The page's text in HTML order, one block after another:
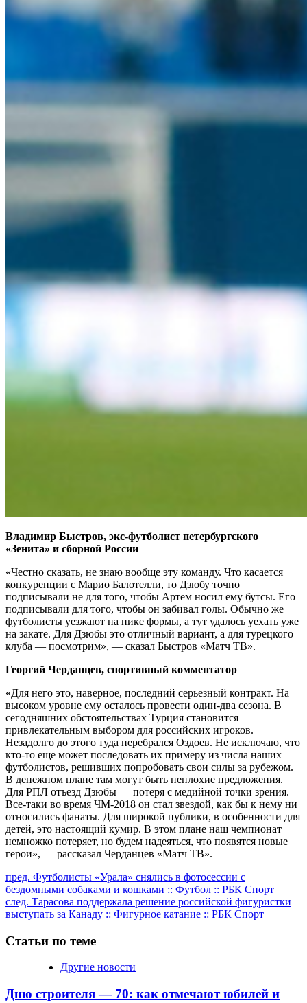
Владимир Быстров, экс‑футболист петербургского
«Зенита» и сборной России
«Честно сказать, не знаю вообще эту команду. Что касается
конкуренции с Марио Балотелли, то Дзюбу точно
подписывали не для того, чтобы Артем носил ему бутсы. Его
подписывали для того, чтобы он забивал голы. Обычно же
футболисты уезжают на пике формы, а тут удалось уехать уже
на закате. Для Дзюбы это отличный вариант, а для турецкого
клуба — посмотрим», — сказал Быстров «Матч ТВ».
Георгий Черданцев, спортивный комментатор
«Для него это, наверное, последний серьезный контракт. На
высоком уровне ему осталось провести один‑два сезона. В
сегодняшних обстоятельствах Турция становится
привлекательным выбором для российских игроков.
Незадолго до этого туда перебрался Оздоев. Не исключаю, что
кто‑то еще может последовать их примеру из числа наших
футболистов, решивших попробовать свои силы за рубежом.
В денежном плане там могут быть неплохие предложения.
Для РПЛ отъезд Дзюбы — потеря с медийной точки зрения.
Все‑таки во время ЧМ‑2018 он стал звездой, как бы к нему ни
относились фанаты. Для широкой публики, в особенности для
детей, это настоящий кумир. В этом плане наш чемпионат
немножко потеряет, но будем надеяться, что появятся новые
герои», — рассказал Черданцев «Матч ТВ».
Продолжить
чтение
пред. Футболисты «Урала» снялись в фотосессии с
бездомными собаками и кошками :: Футбол :: РБК Спорт
след. Тарасова поддержала решение российской фигуристки
выступать за Канаду :: Фигурное катание :: РБК Спорт
Статьи по теме
Другие новости
Дню строителя — 70: как отмечают юбилей и